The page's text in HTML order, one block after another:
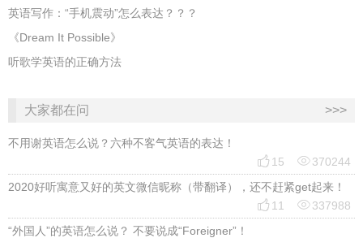
英语写作：“手机震动”怎么表达？？？
《Dream It Possible》
听歌学英语的正确方法
大家都在问 >>>
不用谢英语怎么说？六种不客气英语的表达！
 15 370244
2020好听寓意又好的英文微信昵称（带翻译），还不赶紧get起来！
 11 337988
“外国人”的英语怎么说？ 不要说成“Foreigner”！